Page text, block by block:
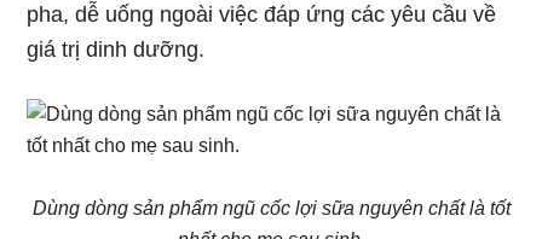
pha, dễ uống ngoài việc đáp ứng các yêu cầu về
giá trị dinh dưỡng.
Dùng dòng sản phẩm ngũ cốc lợi sữa nguyên chất là tốt